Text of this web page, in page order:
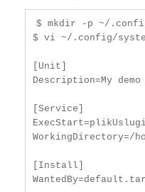
$ mkdir -p ~/
$ vi ~/.config/
[Unit]
Description=My
[Service]
ExecStart=plikUslugi
WorkingDirectory=/
[Install]